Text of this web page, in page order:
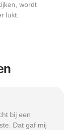
wordt
lukt.
bij een
Dat gaf mij